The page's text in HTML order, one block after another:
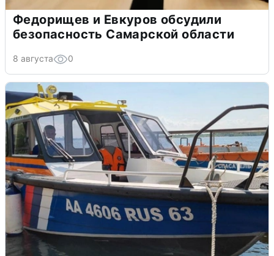
Федорищев и Евкуров обсудили
безопасность Самарской области
8 августа 0